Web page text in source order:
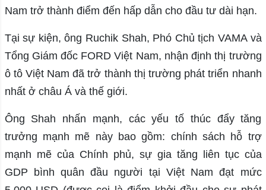
Nam trở thành điểm đến hấp dẫn cho đầu tư dài hạn.
Tại sự kiện, ông Ruchik Shah, Phó Chủ tịch VAMA và
Tổng Giám đốc FORD Việt Nam, nhận định thị trường
ô tô Việt Nam đã trở thành thị trường phát triển nhanh
nhất ở châu Á và thế giới.
Ông Shah nhấn mạnh, các yếu tố thúc đẩy tăng
trưởng mạnh mẽ này bao gồm: chính sách hỗ trợ
mạnh mẽ của Chính phủ, sự gia tăng liên tục của
GDP bình quân đầu người tại Việt Nam đạt mức